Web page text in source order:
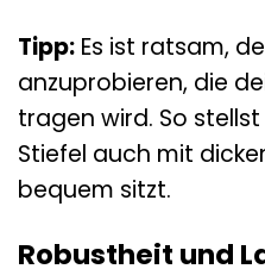
Tipp: Es ist ratsam,
anzuprobieren, die
tragen wird. So
Stiefel auch mit
bequem sitzt.
Robustheit und